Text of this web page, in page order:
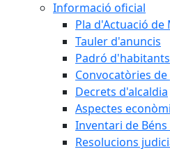
Informació oficial
Pla d'Actuació de
Tauler d'anuncis
Padró d'habitants
Convocatòries
Decrets d'alcaldia
Aspectes
Inventari de
Resolucions